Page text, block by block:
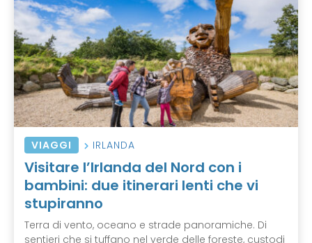
VIAGGI IRLANDA
Visitare l’Irlanda del Nord con i
bambini: due itinerari lenti che vi
stupiranno
Terra di vento, oceano e strade panoramiche. Di
sentieri che si tuffano nel verde delle foreste, custodi